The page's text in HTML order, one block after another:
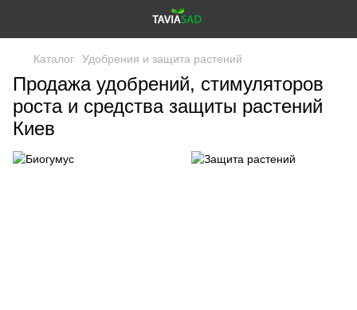
Каталог Удобрения и защита растений
Продажа удобрений, стимуляторов
роста и средства защиты растений
Киев